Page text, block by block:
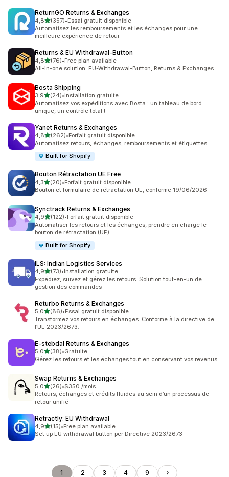
ReturnGO Returns & Exchanges
4,8étoile(s) sur 5
(357)
357 avis au total
•Essai gratuit disponible
Automatisez les remboursements et les échanges pour une
meilleure expérience de retour
Returns & EU Withdrawal‑Button
4,8étoile(s) sur 5
(76)
76 avis au total
•Free plan available
All-in-one solution: EU-Withdrawal-Button, Returns & Exchanges
Bosta Shipping
3,9étoile(s) sur 5
(24)
24 avis au total
•Installation gratuite
Automatisez vos expéditions avec Bosta : un tableau de bord
unique, un contrôle total !
Yanet Returns & Exchanges
4,8étoile(s) sur 5
(262)
262 avis au total
•Forfait gratuit disponible
Automatisez retours, échanges, remboursements et étiquettes
Built for Shopify
Bouton Rétractation UE Free
4,3étoile(s) sur 5
(20)
20 avis au total
•Forfait gratuit disponible
Bouton et formulaire de rétractation UE, conforme 19/06/2026
Synctrack Returns & Exchanges
4,9étoile(s) sur 5
(122)
122 avis au total
•Forfait gratuit disponible
Automatiser les retours et les échanges, prendre en charge le
bouton de rétractation (UE)
Built for Shopify
ILS: Indian Logistics Services
4,9étoile(s) sur 5
(73)
73 avis au total
•Installation gratuite
Expédiez, suivez et gérez les retours. Solution tout-en-un de
gestion des commandes
Returbo Returns & Exchanges
5,0étoile(s) sur 5
(86)
86 avis au total
•Essai gratuit disponible
Transformez vos retours en échanges. Conforme à la directive de
l’UE 2023/2673.
E‑stebdal Returns & Exchanges
5,0étoile(s) sur 5
(38)
38 avis au total
•Gratuite
Gérez les retours et les échanges tout en conservant vos revenus.
Swap Returns & Exchanges
5,0étoile(s) sur 5
(26)
26 avis au total
•$350 /mois
Retours, échanges et crédits fluides au sein d’un processus de
retour unifié
Retractly: EU Withdrawal
4,9étoile(s) sur 5
(15)
15 avis au total
•Free plan available
Set up EU withdrawal button per Directive 2023/2673
1 2 3 4 9